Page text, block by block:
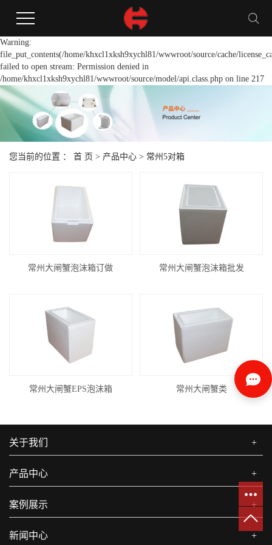
Warning:
file_put_contents(/home/khxcl1xksh9xychl81/wwwroot/source/cache/
failed to open stream: Permission denied in
/home/khxcl1xksh9xychl81/wwwroot/source/model/api.class.php on line 217
您当前的位置 ： 首 页 > 产品中心 > 常州5对箱
常州大闸蟹泡沫箱订做 常州大闸蟹泡沫箱批发
常州大闸蟹EPS泡沫箱 常州大闸蟹类
关于我们 +
产品中心 +
案例展示 +
新闻中心 +